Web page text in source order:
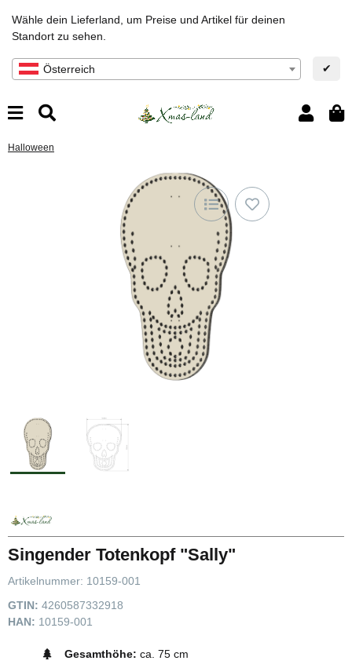
Wähle dein Lieferland, um Preise und Artikel für deinen
Standort zu sehen.
Österreich ✔
Halloween
Singender Totenkopf "Sally"
Artikelnummer: 10159-001
GTIN: 4260587332918
HAN: 10159-001
Gesamthöhe: ca. 75 cm